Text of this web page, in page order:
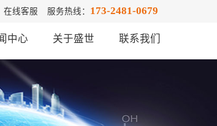
在线客服 服务热线： 173-2481-0679
中心 关于盛世 联系我们